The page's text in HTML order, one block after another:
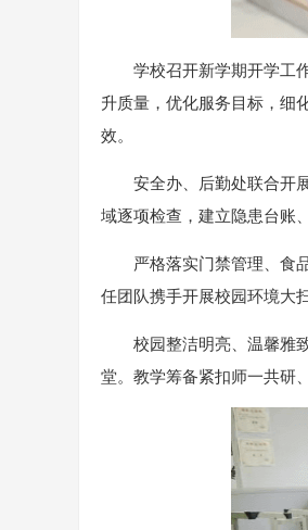
学校召开新学期开学工
升质量，优化服务目标，细
效。
安全办、后勤处联合开
域逐项检查，建立隐患台账
严格落实门禁管理、食
任团队携手开展校园环境大
校园整洁明亮、温馨雅
堂。教学筹备紧扣师一共研